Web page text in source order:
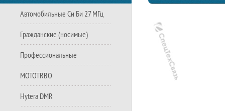
Автомобильные Си Би 27 МГц
Гражданские (носимые)
Профессиональные
MOTOTRBO
Hytera DMR